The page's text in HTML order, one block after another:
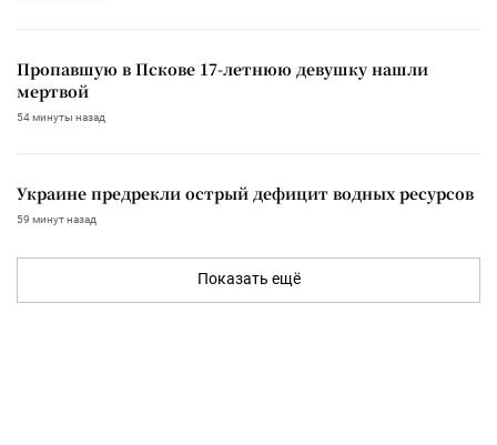
Пропавшую в Пскове 17-летнюю девушку нашли
мертвой
54 минуты назад
Украине предрекли острый дефицит водных ресурсов
59 минут назад
Показать ещё